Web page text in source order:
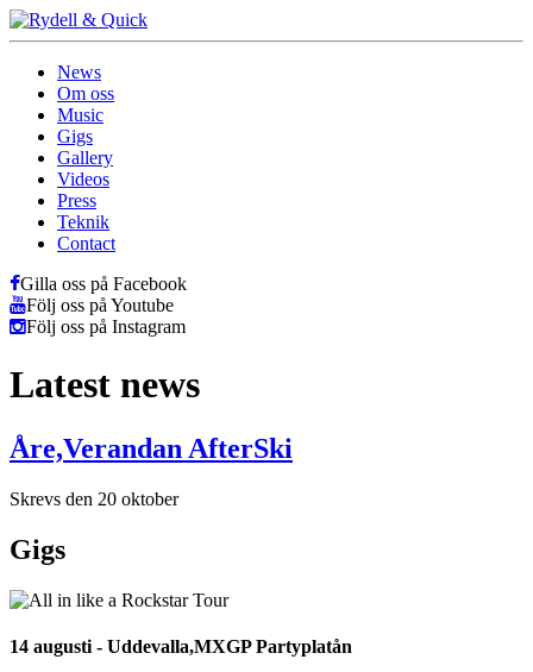
News
Om oss
Music
Gigs
Gallery
Videos
Press
Teknik
Contact
Gilla oss på Facebook
Följ oss på Youtube
Följ oss på Instagram
Latest news
Åre,Verandan AfterSki
Skrevs den 20 oktober
Gigs
14 augusti - Uddevalla,MXGP Partyplatån